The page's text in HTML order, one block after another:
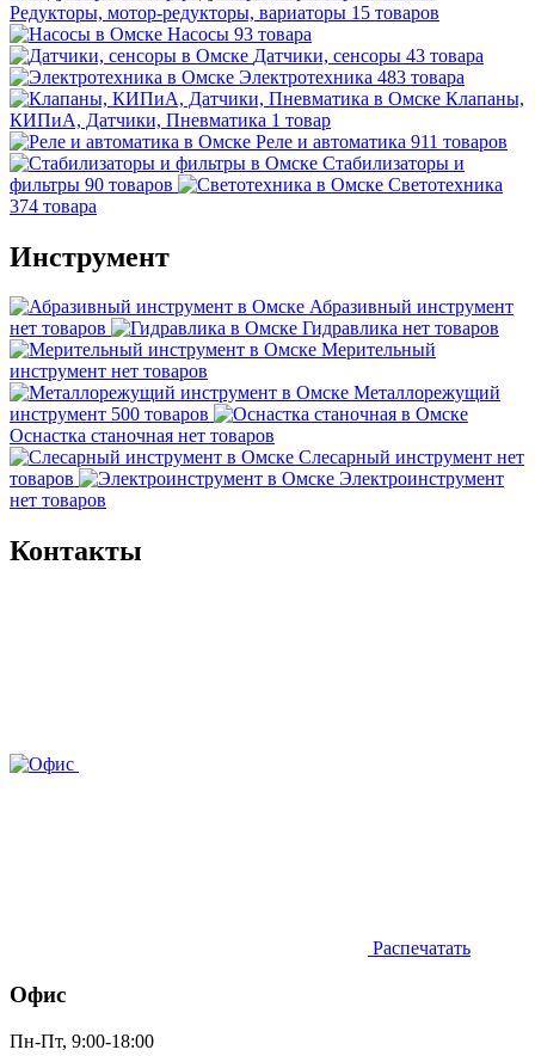
Редукторы, мотор-редукторы, вариаторы 15 товаров
Насосы 93 товара
Датчики, сенсоры 43 товара
Электротехника 483 товара
Клапаны,
КИПиА, Датчики, Пневматика 1 товар
Реле и автоматика 911 товаров
Стабилизаторы и
фильтры 90 товаров
Светотехника
374 товара
Инструмент
Абразивный инструмент
нет товаров
Гидравлика нет товаров
Мерительный
инструмент нет товаров
Металлорежущий
инструмент 500 товаров
Оснастка станочная нет товаров
Слесарный инструмент нет
товаров
Электроинструмент
нет товаров
Контакты
Распечатать
Офис
Пн-Пт, 9:00-18:00